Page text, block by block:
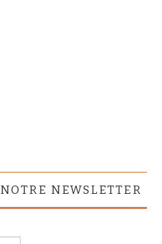
NEWSLETTER